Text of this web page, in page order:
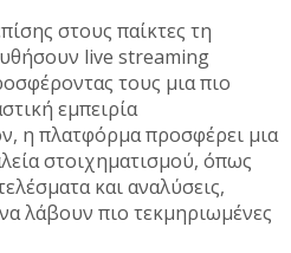
στους παίκτες τη
live streaming
τους μια πιο
εμπειρία
η πλατφόρμα προσφέρει μια
στοιχηματισμού, όπως
και αναλύσεις,
λάβουν πιο τεκμηριωμένες